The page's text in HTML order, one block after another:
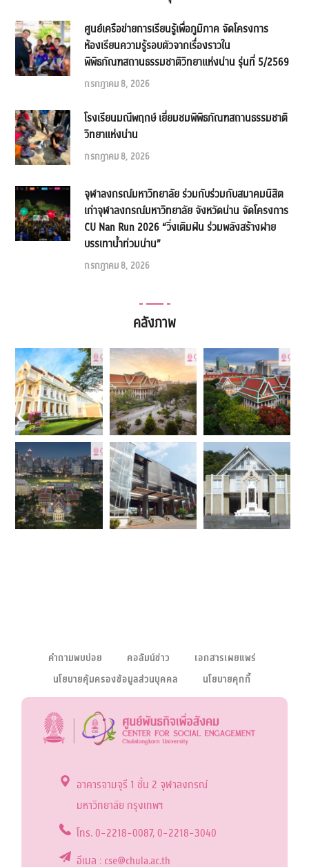
ศูนย์เครือข่ายการเรียนรู้เพื่อภูมิภาค จัดโครงการ
ห้องเรียนความรู้รอบตัวจากเรื่องราวใน
พิพิธภัณฑสถานธรรมชาติวิทยาแห่งน่าน รุ่นที่ 5/2569
กรกฎาคม 8, 2026
โรงเรียนมณีพฤกษ์ เยี่ยมชมพิพิธภัณฑสถานธรรมชาติ
วิทยาแห่งน่าน
กรกฎาคม 8, 2026
จุฬาลงกรณ์มหาวิทยาลัย ร่วมกับร่วมกับสมาคมนิสิต
เก่าจุฬาลงกรณ์มหาวิทยาลัย จังหวัดน่าน จัดโครงการ
CU Nan Run 2026 “วิ่งเติมฝัน ร่วมพลังสร้างฝาย
บรรเทาน้ำท่วมน่าน”
กรกฎาคม 8, 2026
คลังภาพ
อาคารจามจุรี 1 ชั้น 2 จุฬาลงกรณ์
มหาวิทยาลัย กรุงเทพฯ
โทร. 0-2218-0087, 0-2218-3040
อีเมล : cse@chula.ac.th
คำถามพบบ่อย คอลัมน์ข่าว
เอกสารเผยแพร่
นโยบายคุ้มครองข้อมูลส่วนบุคคล
นโยบายคุกกี้